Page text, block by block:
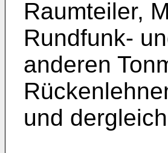
Raumteiler,
Rundfunk-
anderen
und